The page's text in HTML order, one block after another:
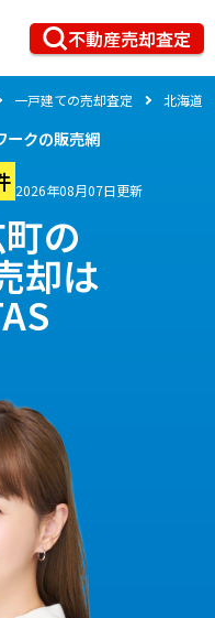
不動産売却査定
一戸建ての売却査定 北海道
ークの販売網
2026年08月07日更新
の
却は